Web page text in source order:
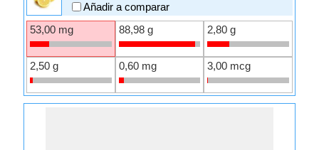
Añadir a comparar
53,00 mg
88,98 g 2,80 g
2,50 g 0,60 mg 3,00 mcg